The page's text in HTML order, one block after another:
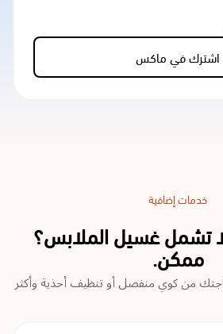
اشترك في ماكس
خدمات إضافية
تشمل غسيل الملابس؟
ممكن.
من كوي منفصل أو تنظيف أحذية وأكثر